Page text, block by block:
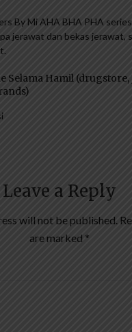
By Mi AHA BHA PHA
jerawat dan bekas jerawat,
Selama Hamil (drugstore,
Leave a Reply
will not be published.
are marked *